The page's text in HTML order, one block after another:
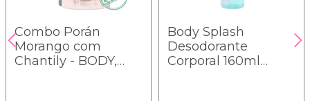
Combo Porán
Morango com
Chantily - BODY,
Body Splash
Desodorante
Corporal 160ml